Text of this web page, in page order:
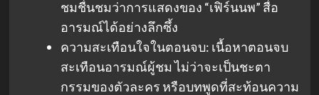
ชมชื่นชมว่าการแสดงของ “เฟิร์นนพ” สื่อ
อารมณ์ได้อย่างลึกซึ้ง
ความสะเทือนใจในตอนจบ: เนื้อหาตอนจบ
สะเทือนอารมณ์ผู้ชม ไม่ว่าจะเป็นชะตา
กรรมของตัวละคร หรือบทพูดที่สะท้อนความ